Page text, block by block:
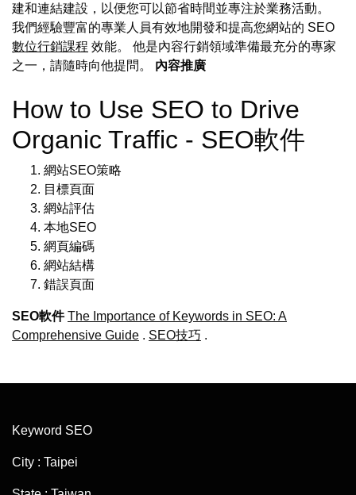
建和連結建設，以便您可以節省時間並專注於業務活動。
我們經驗豐富的專業人員有效地開發和提高您網站的 SEO
數位行銷課程 效能。 他是內容行銷領域準備最充分的專家
之一，請隨時向他提問。 內容推廣
How to Use SEO to Drive
Organic Traffic - SEO軟件
網站SEO策略
目標頁面
網站評估
本地SEO
網頁編碼
網站結構
錯誤頁面
SEO軟件 The Importance of Keywords in SEO: A
Comprehensive Guide . SEO技巧 .
Keyword SEO
City : Taipei